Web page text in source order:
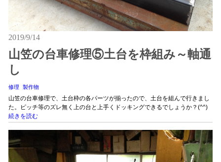
2019/9/14
山笠の台車修理⑤土台を枠組み～軸通
し
修理 製作物
山笠の台車修理で、土台枠の各パーツが揃ったので、土台を組んで行きまし
た。ピッチ等のズレ無く上の台と上手くドッキングできるでしょうか？(^^)
続きを読む